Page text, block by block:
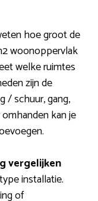
hoe groot de
woonoppervlak
welke ruimtes
zijn de
/ schuur, gang,
kan je
vergelijken
installatie.
of